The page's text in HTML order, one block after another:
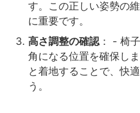
す。この正しい姿勢の
に重要です。
高さ調整の確認 ： - 椅
角になる位置を確保し
と着地することで、快
う。